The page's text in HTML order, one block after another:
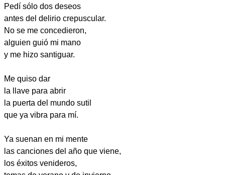
Pedí sólo dos deseos
antes del delirio crepuscular.
No se me concedieron,
alguien guió mi mano
y me hizo santiguar.
Me quiso dar
la llave para abrir
la puerta del mundo sutil
que ya vibra para mí.
Ya suenan en mi mente
las canciones del año que viene,
los éxitos venideros,